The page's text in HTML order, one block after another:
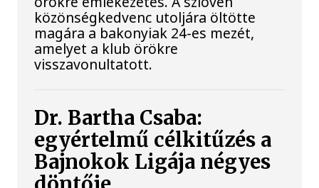
közönségkedvenc utoljára öltötte
magára a bakonyiak 24-es mezét,
amelyet a klub örökre
visszavonultatott.
Dr. Bartha Csaba:
egyértelmű célkitűzés a
Bajnokok Ligája négyes